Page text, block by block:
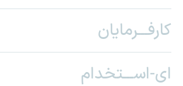
کارفـــرمایان
ای-اســـتخدام